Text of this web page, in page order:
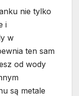
nie tylko
i
w
ten sam
od wody
są metale